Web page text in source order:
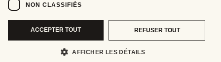
NON CLASSIFIÉS
ACCEPTER TOUT REFUSER TOUT
AFFICHER LES DÉTAILS